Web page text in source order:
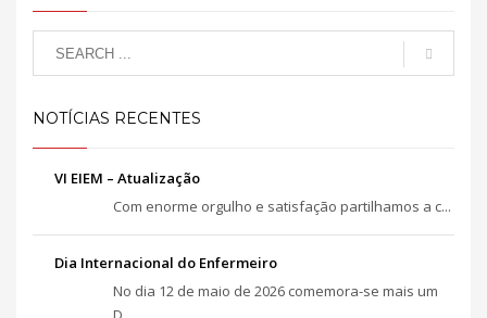
NOTÍCIAS RECENTES
VI EIEM – Atualização
Com enorme orgulho e satisfação partilhamos a c...
Dia Internacional do Enfermeiro
No dia 12 de maio de 2026 comemora-se mais um